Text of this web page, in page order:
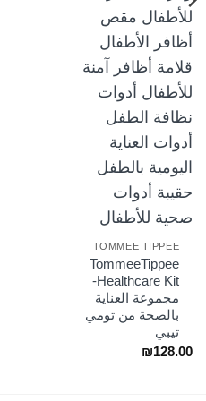
TOMMEE TIPPEE
TommeeTippee
Healthcare Kit-
مجموعة العناية
بالصحة من تومي
تيبي
₪128.00